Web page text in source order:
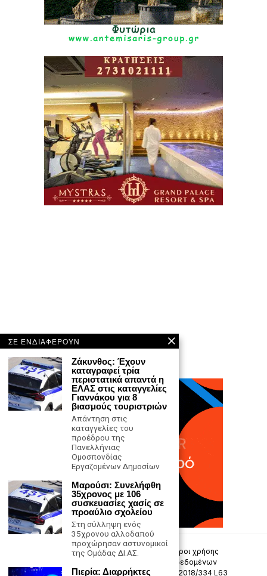
Επικοινωνία Πολιτική Απορρήτου
Όροι χρήσης
Πολιτική προστασίας προσωπικών δεδομένων
Δήλωση συμμόρφωσης -σύσταση (ΕΕ) 2018/334 L63
ΣΕ ΕΝΔΙΑΦΕΡΟΥΝ
Ζάκυνθος: Έχουν
καταγραφεί τρία
περιστατικά απαντά η
ΕΛΑΣ στις καταγγελίες
Γιαννάκου για 8
βιασμούς τουριστριών
Απάντηση στις
καταγγελίες του
προέδρου της
Πανελλήνιας
Ομοσπονδίας
Εργαζομένων Δημοσίων
Μαρούσι: Συνελήφθη
35χρονος με 106
συσκευασίες χασίς σε
προαύλιο σχολείου
Στη σύλληψη ενός
35χρονου αλλοδαπού
προχώρησαν αστυνομικοί
της Ομάδας ΔΙ.ΑΣ.
Πιερία: Διαρρήκτες